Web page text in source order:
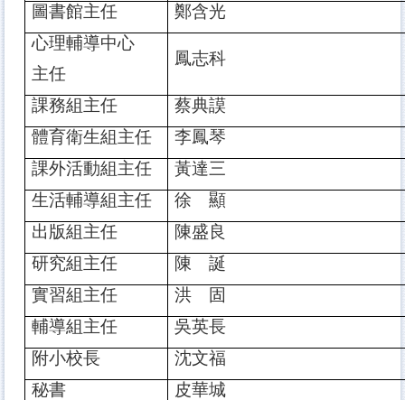
圖書館主任
鄭含光
心理輔導中心
主任
鳳志科
課務組主任
蔡典謨
體育衛生組主任
李鳳琴
課外活動組主任
黃達三
生活輔導組主任
徐 顯
出版組主任
陳盛良
研究組主任
陳 誕
實習組主任
洪 固
輔導組主任
吳英長
附小校長
沈文福
秘書
皮華城